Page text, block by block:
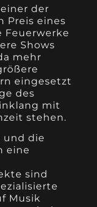
der
Preis eines
Feuerwerke
Shows
mehr
eingesetzt
des
mit
stehen.
und die
eine
sind
Musik